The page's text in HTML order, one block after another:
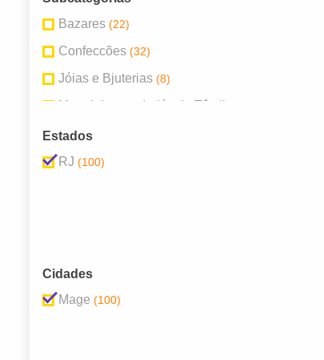
Bazares (22)
Confeccões (32)
Jóias e Bjuterias (8)
Materiais para Indústria Têxtil
Óticas
Vestuário
Estados
RJ (100)
Cidades
Mage (100)